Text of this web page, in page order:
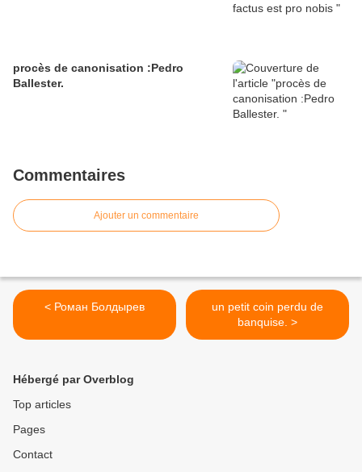
procès de canonisation :Pedro
Ballester.
Commentaires
Ajouter un commentaire
< Роман Болдырев
un petit coin perdu de
banquise. >
Hébergé par Overblog
Top articles
Pages
Contact